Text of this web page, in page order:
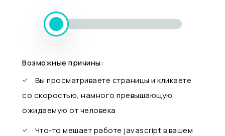
Возможные причины:
Вы просматриваете страницы и кликаете
со скоростью, намного превышающую
ожидаемую от человека
Что-то мешает работе javascript в вашем